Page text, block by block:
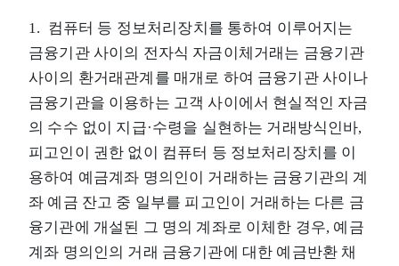
1. 컴퓨터 등 정보처리장치를 통하여 이루어지는
금융기관 사이의 전자식 자금이체거래는 금융기관
사이의 환거래관계를 매개로 하여 금융기관 사이나
금융기관을 이용하는 고객 사이에서 현실적인 자금
의 수수 없이 지급·수령을 실현하는 거래방식인바,
피고인이 권한 없이 컴퓨터 등 정보처리장치를 이
용하여 예금계좌 명의인이 거래하는 금융기관의 계
좌 예금 잔고 중 일부를 피고인이 거래하는 다른 금
융기관에 개설된 그 명의 계좌로 이체한 경우, 예금
계좌 명의인의 거래 금융기관에 대한 예금반환 채